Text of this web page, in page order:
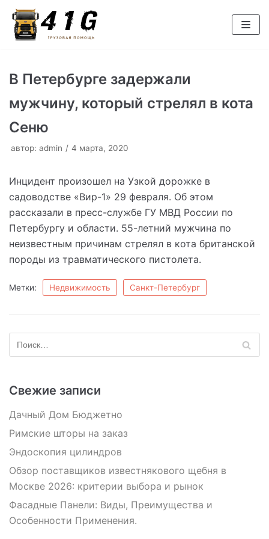
Перейти
к
В Петербурге задержали
мужчину, который стрелял в кота
Сеню
автор: admin 4 марта, 2020
Инцидент произошел на Узкой дорожке в
садоводстве «Вир-1» 29 февраля. Об этом
рассказали в пресс-службе ГУ МВД России по
Петербургу и области. 55-летний мужчина по
неизвестным причинам стрелял в кота британской
породы из травматического пистолета.
Метки: Недвижимость Санкт-Петербург
Свежие записи
Дачный Дом Бюджетно
Римские шторы на заказ
Эндоскопия цилиндров
Обзор поставщиков известнякового щебня в
Москве 2026: критерии выбора и рынок
Фасадные Панели: Виды, Преимущества и
Особенности Применения.